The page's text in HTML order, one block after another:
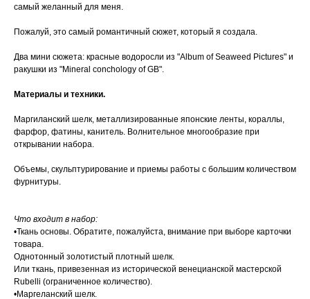
самый желанный для меня.
Пожалуй, это самый романтичный сюжет, который я создала.
Два мини сюжета: красные водоросли из "Album of Seaweed Pictures" и
ракушки из "Mineral conchology of GB".
Материалы и техники.
Маргиланский шелк, металлизированные японские ленты, кораллы,
фарфор, фатины, канитель. Волнительное многообразие при
открывании набора.
Объемы, скульптурирование и приемы работы с большим количеством
фурнитуры.
Что входит в набор:
•Ткань основы. Обратите, пожалуйста, внимание при выборе карточки
товара.
Однотонный золотистый плотный шелк.
Или ткань, привезенная из исторической венецианской мастерской
Rubelli (ограниченное количество).
•Маргеланский шелк.